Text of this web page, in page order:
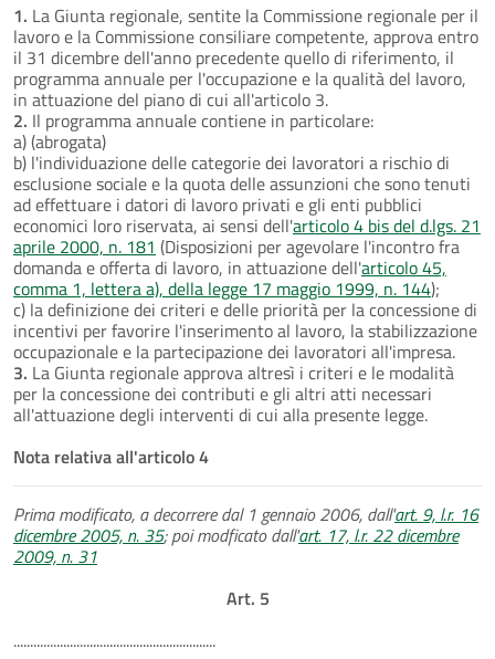
1. La Giunta regionale, sentite la Commissione regionale per il
lavoro e la Commissione consiliare competente, approva entro
il 31 dicembre dell'anno precedente quello di riferimento, il
programma annuale per l'occupazione e la qualità del lavoro,
in attuazione del piano di cui all'articolo 3.
2. Il programma annuale contiene in particolare:
a) (abrogata)
b) l'individuazione delle categorie dei lavoratori a rischio di
esclusione sociale e la quota delle assunzioni che sono tenuti
ad effettuare i datori di lavoro privati e gli enti pubblici
economici loro riservata, ai sensi dell'articolo 4 bis del d.lgs. 21
aprile 2000, n. 181 (Disposizioni per agevolare l'incontro fra
domanda e offerta di lavoro, in attuazione dell'articolo 45,
comma 1, lettera a), della legge 17 maggio 1999, n. 144);
c) la definizione dei criteri e delle priorità per la concessione di
incentivi per favorire l'inserimento al lavoro, la stabilizzazione
occupazionale e la partecipazione dei lavoratori all'impresa.
3. La Giunta regionale approva altresì i criteri e le modalità
per la concessione dei contributi e gli altri atti necessari
all'attuazione degli interventi di cui alla presente legge.
Nota relativa all'articolo 4
Prima modificato, a decorrere dal 1 gennaio 2006, dall'art. 9, l.r. 16
dicembre 2005, n. 35; poi modficato dall'art. 17, l.r. 22 dicembre
2009, n. 31
Art. 5
.............................................................